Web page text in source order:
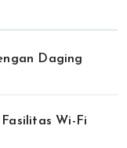
Daging
Wi-Fi